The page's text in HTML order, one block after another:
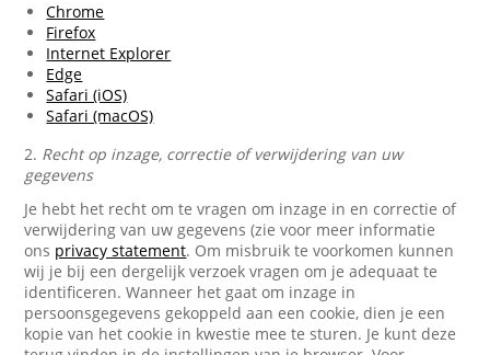
Chrome
Firefox
Internet Explorer
Edge
Safari (iOS)
Safari (macOS)
2. Recht op inzage, correctie of verwijdering van uw
gegevens
Je hebt het recht om te vragen om inzage in en correctie of
verwijdering van uw gegevens (zie voor meer informatie
ons privacy statement. Om misbruik te voorkomen kunnen
wij je bij een dergelijk verzoek vragen om je adequaat te
identificeren. Wanneer het gaat om inzage in
persoonsgegevens gekoppeld aan een cookie, dien je een
kopie van het cookie in kwestie mee te sturen. Je kunt deze